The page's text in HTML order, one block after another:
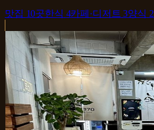
맛집 10곳한식 4카페·디저트 3양식 2